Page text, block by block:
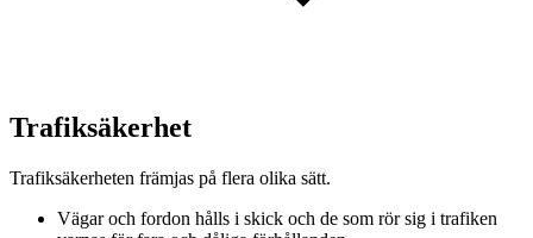
Trafiksäkerhet
Trafiksäkerheten främjas på flera olika sätt.
Vägar och fordon hålls i skick och de som rör sig i trafiken